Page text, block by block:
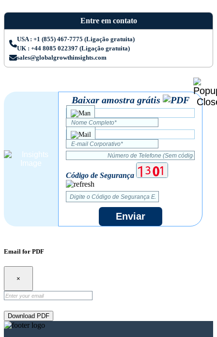
Entre em contato
USA : +1 (855) 467-7775 (Ligação gratuita)
UK : +44 8085 022397 (Ligação gratuita)
sales@globalgrowthinsights.com
Baixar amostra grátis
Código de Segurança
Enviar
Email for PDF
×
Download PDF